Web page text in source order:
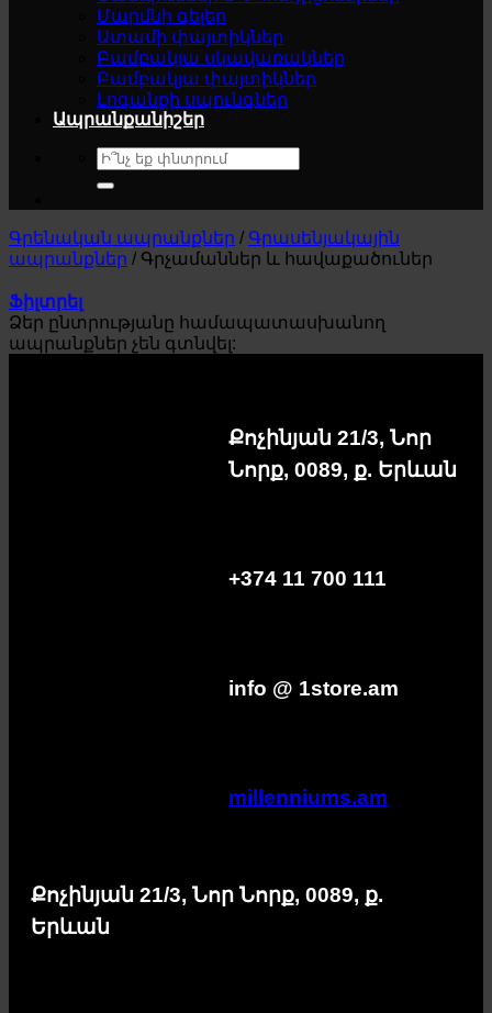
Մարմնի գելեր
Ատամի փայտիկներ
Բամբակյա սկավառակներ
Բամբակյա փայտիկներ
Լոգանքի սպունգներ
Ապրանքանիշեր
Search
for:
Գրենական ապրանքներ / Գրասենյակային
ապրանքներ / Գրչամաններ և հավաքածուներ
Ֆիլտրել
Ձեր ընտրությանը համապատասխանող
ապրանքներ չեն գտնվել:
Քոչինյան 21/3, Նոր
Նորք, 0089, ք. Երևան
+374 11 700 111
info @ 1store.am
millenniums.am
Քոչինյան 21/3, Նոր Նորք, 0089, ք.
Երևան